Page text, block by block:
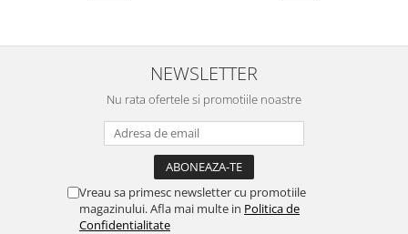
NEWSLETTER
Nu rata ofertele si promotiile noastre
Vreau sa primesc newsletter cu promotiile
magazinului. Afla mai multe in Politica de
Confidentialitate